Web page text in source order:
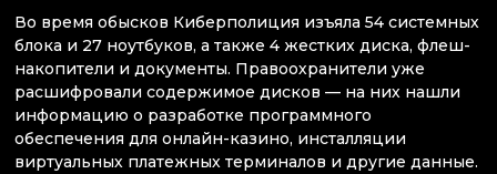
Во время обысков Киберполиция изъяла 54 системных
блока и 27 ноутбуков, а также 4 жестких диска, флеш-
накопители и документы. Правоохранители уже
расшифровали содержимое дисков — на них нашли
информацию о разработке программного
обеспечения для онлайн-казино, инсталляции
виртуальных платежных терминалов и другие данные.